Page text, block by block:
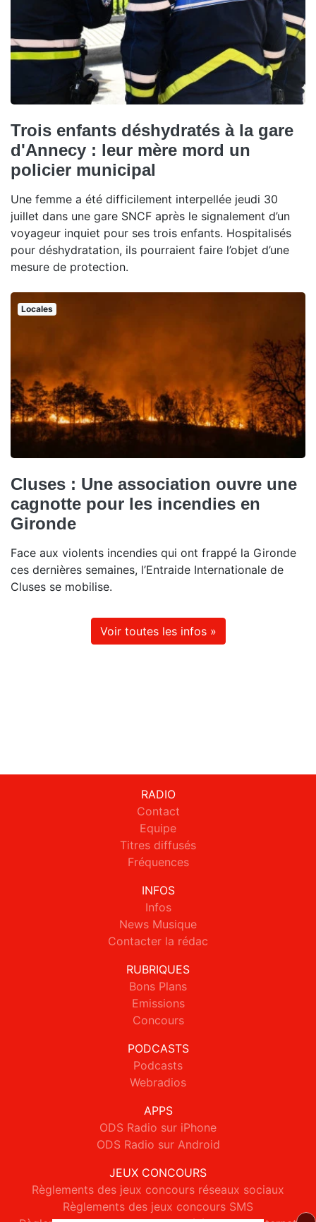
Trois enfants déshydratés à la gare
d'Annecy : leur mère mord un
policier municipal
Une femme a été difficilement interpellée jeudi 30
juillet dans une gare SNCF après le signalement d’un
voyageur inquiet pour ses trois enfants. Hospitalisés
pour déshydratation, ils pourraient faire l’objet d’une
mesure de protection.
Locales
Cluses : Une association ouvre une
cagnotte pour les incendies en
Gironde
Face aux violents incendies qui ont frappé la Gironde
ces dernières semaines, l’Entraide Internationale de
Cluses se mobilise.
Voir toutes les infos »
RADIO
Contact
Equipe
Titres diffusés
Fréquences
INFOS
Infos
News Musique
Contacter la rédac
RUBRIQUES
Bons Plans
Emissions
Concours
PODCASTS
Podcasts
Webradios
APPS
ODS Radio sur iPhone
ODS Radio sur Android
JEUX CONCOURS
Règlements des jeux concours réseaux sociaux
Règlements des jeux concours SMS